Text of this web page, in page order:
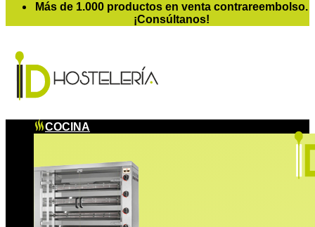
Más de 1.000 productos en venta contrareembolso.
¡Consúltanos!
COCINA